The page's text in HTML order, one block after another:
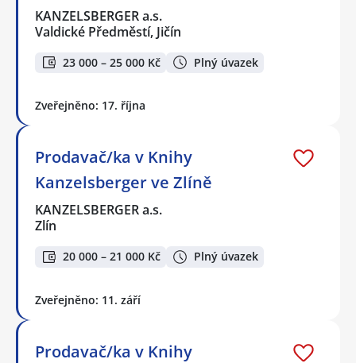
KANZELSBERGER a.s.
Valdické Předměstí, Jičín
23 000 – 25 000 Kč Plný úvazek
Zveřejněno: 17. října
Prodavač/ka v Knihy
Kanzelsberger ve Zlíně
KANZELSBERGER a.s.
Zlín
20 000 – 21 000 Kč Plný úvazek
Zveřejněno: 11. září
Prodavač/ka v Knihy